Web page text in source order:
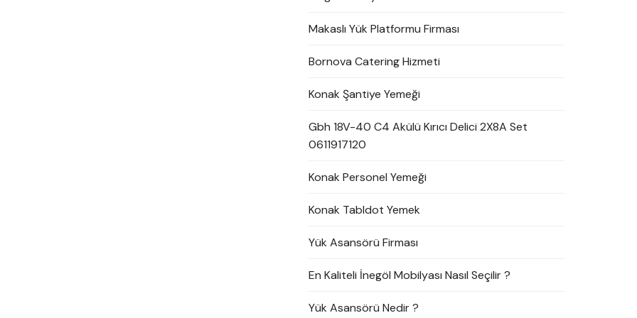
Makaslı Yük Platformu Firması
Bornova Catering Hizmeti
Konak Şantiye Yemeği
Gbh 18V-40 C4 Akülü Kırıcı Delici 2X8A Set
0611917120
Konak Personel Yemeği
Konak Tabldot Yemek
Yük Asansörü Firması
En Kaliteli İnegöl Mobilyası Nasıl Seçilir ?
Yük Asansörü Nedir ?